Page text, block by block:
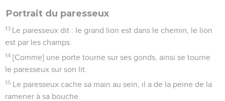
Portrait du paresseux
13 Le paresseux dit : le grand lion est dans le chemin, le lion
est par les champs.
14 [Comme] une porte tourne sur ses gonds, ainsi se tourne
le paresseux sur son lit.
15 Le paresseux cache sa main au sein, il a de la peine de la
ramener à sa bouche.